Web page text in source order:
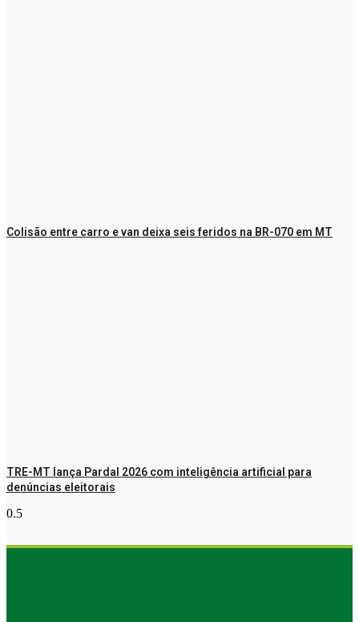
Colisão entre carro e van deixa seis feridos na BR-070 em MT
TRE-MT lança Pardal 2026 com inteligência artificial para
denúncias eleitorais